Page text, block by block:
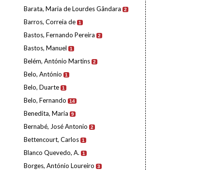
Barata, Maria de Lourdes Gândara 2
Barros, Correia de 1
Bastos, Fernando Pereira 2
Bastos, Manuel 1
Belém, António Martins 2
Belo, António 1
Belo, Duarte 1
Belo, Fernando 14
Benedita, Maria 9
Bernabé, José Antonio 2
Bettencourt, Carlos 1
Blanco Quevedo, A. 1
Borges, António Loureiro 3